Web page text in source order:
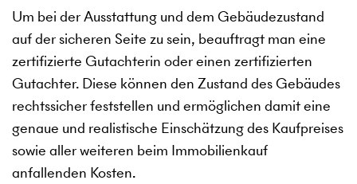
Um bei der Ausstattung und dem Gebäudezustand
auf der sicheren Seite zu sein, beauftragt man eine
zertifizierte Gutachterin oder einen zertifizierten
Gutachter. Diese können den Zustand des Gebäudes
rechtssicher feststellen und ermöglichen damit eine
genaue und realistische Einschätzung des Kaufpreises
sowie aller weiteren beim Immobilienkauf
anfallenden Kosten.